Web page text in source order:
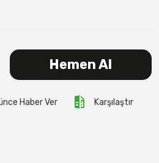
Hemen Al
Haber Ver Karşılaştır